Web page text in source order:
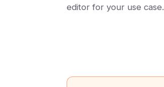
editor for your use case.